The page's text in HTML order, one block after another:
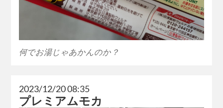
何でお湯じゃあかんのか？
2023/12/20 08:35
プレミアムモカ